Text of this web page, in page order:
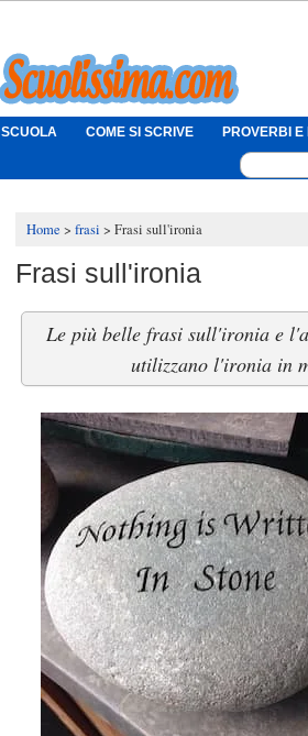
SCUOLA COME SI SCRIVE PROVERBI E
Home frasi Frasi sull'ironia
Frasi sull'ironia
Le più belle frasi sull'ironia e
utilizzano l'ironia in